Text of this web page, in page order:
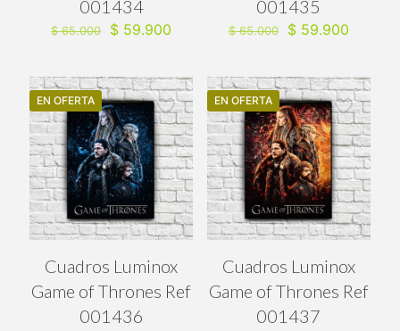
001434
$65.000
El
era:
$ 65.000.
$ 59.900
es:
$ 59.900.
001435
$65.000
El
era:
$ 65.000.
$59.900El
es:
$
EN OFERTA
Cuadros Luminox
Game of Thrones Ref
001436
EN OFERTA
Cuadros Luminox
Game of Thrones Ref
001437